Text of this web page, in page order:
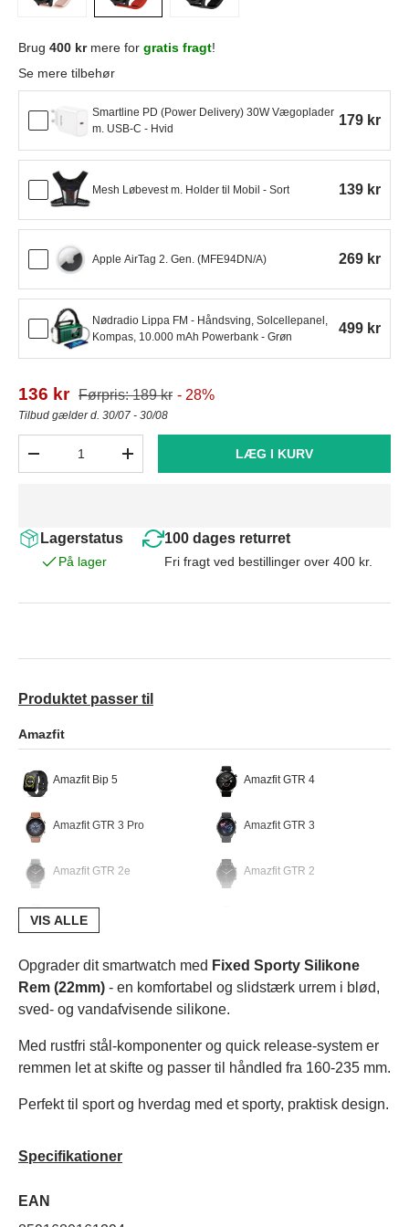
Brug 400 krmere for gratis fragt!
Se mere tilbehør
Smartline PD (Power Delivery) 30W Vægoplader
m. USB-C - Hvid
179 kr
Mesh Løbevest m. Holder til Mobil - Sort 139 kr
Apple AirTag 2. Gen. (MFE94DN/A) 269 kr
Nødradio Lippa FM - Håndsving, Solcellepanel,
Kompas, 10.000 mAh Powerbank - Grøn
499 kr
136 kr Førpris: 189 kr - 28%
Tilbud gælder d. 30/07 - 30/08
+ LÆG I KURV
Lagerstatus
På lager
100 dages returret
Fri fragt ved bestillinger over 400 kr.
Produktet passer til
Amazfit
Amazfit Bip 5 Amazfit GTR 4
Amazfit GTR 3 Pro Amazfit GTR 3
Amazfit GTR 2e Amazfit GTR 2
Amazfit GTR 47mm
Amazfit Stratos 3 Amazfit Stratos Plus
Amazfit Stratos
Amazfit T-Rex 2
VIS ALLE
Opgrader dit smartwatch med Fixed Sporty Silikone
Rem (22mm) - en komfortabel og slidstærk urrem i blød,
sved- og vandafvisende silikone.
Med rustfri stål-komponenter og quick release-system er
remmen let at skifte og passer til håndled fra 160-235 mm.
Perfekt til sport og hverdag med et sporty, praktisk design.
Specifikationer
EAN